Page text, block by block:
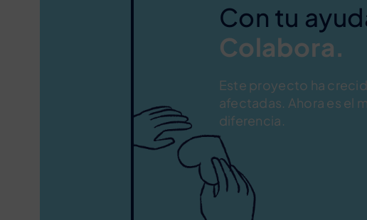
Con tu
Colabora.
Este proyecto ha
afectadas. Ahora es el
diferencia.